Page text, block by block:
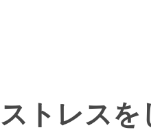
ストレスを